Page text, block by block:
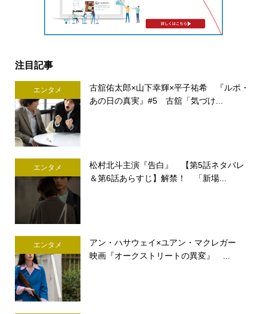
注目記事
エンタメ
古舘佑太郎×山下幸輝×平子祐希 『ルポ・
あの日の真実』#5 古舘「気づけ...
エンタメ
松村北斗主演『告白』 【第5話ネタバレ
＆第6話あらすじ】解禁！ 「新場...
エンタメ
アン・ハサウェイ×ユアン・マクレガー
映画『オークストリートの異変』 ...